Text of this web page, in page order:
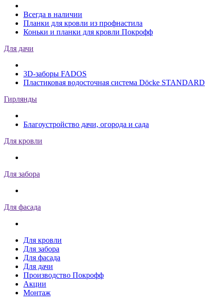
Всегда в наличии
Планки для кровли из профнастила
Коньки и планки для кровли Покрофф
Для дачи
3D-заборы FADOS
Пластиковая водосточная система Döcke STANDARD
Гирлянды
Благоустройство дачи, огорода и сада
Для кровли
Для забора
Для фасада
Для кровли
Для забора
Для фасада
Для дачи
Производство Покрофф
Акции
Монтаж